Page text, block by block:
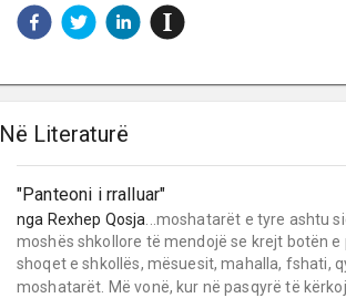
Në Literaturë
"Panteoni i rralluar"
nga Rexhep Qosja ...moshatarët e tyre ashtu
moshës shkollore të mendojë se krejt botën
shoqet e shkollës, mësuesit, mahalla, fshati,
moshatarët. Më vonë, kur në pasqyrë të